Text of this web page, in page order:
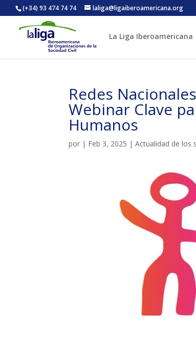
(+34) 93 474 74 74 laliga@ligaiberoamericana.org
La Liga Iberoamericana
Redes
Webinar Clave
Humanos
por | Feb 3, 2025 |Actualidad de los
ACTIVITATS
CASES DE COLÒNIES
CONEIX FUNDESPLAI